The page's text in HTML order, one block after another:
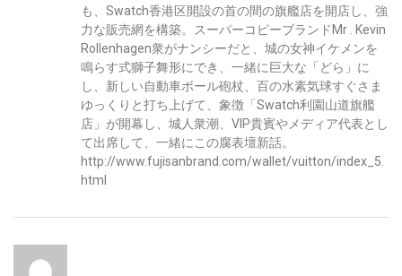
も、Swatch香港区開設の首の間の旗艦店を開店し、強
力な販売網を構築。スーパーコピーブランドMr . Kevin
Rollenhagen衆がナンシーだと、城の女神イケメンを
鳴らす式獅子舞形にでき、一緒に巨大な「どら」に
し、新しい自動車ボール砲杖、百の水素気球すぐさま
ゆっくりと打ち上げて、象徴「Swatch利園山道旗艦
店」が開幕し、城人衆潮、VIP貴賓やメディア代表とし
て出席して、一緒にこの腐表壇新話。
http://www.fujisanbrand.com/wallet/vuitton/index_5.
html